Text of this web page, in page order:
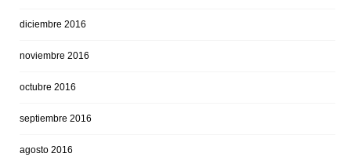
diciembre 2016
noviembre 2016
octubre 2016
septiembre 2016
agosto 2016